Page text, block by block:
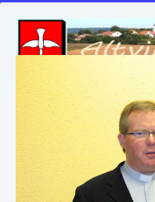
:
Accueil
Mairie
Vous êtes ici : Accueil